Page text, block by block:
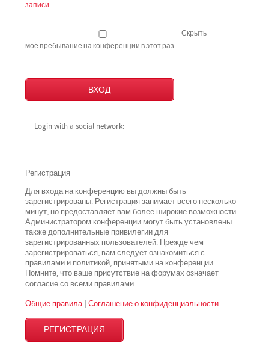
записи
Скрыть
моё пребывание на конференции в этот раз
Login with a social network:
Регистрация
Для входа на конференцию вы должны быть
зарегистрированы. Регистрация занимает всего несколько
минут, но предоставляет вам более широкие возможности.
Администратором конференции могут быть установлены
также дополнительные привилегии для
зарегистрированных пользователей. Прежде чем
зарегистрироваться, вам следует ознакомиться с
правилами и политикой, принятыми на конференции.
Помните, что ваше присутствие на форумах означает
согласие со всемиправилами.
Общие правила| Соглашение о конфиденциальности
РЕГИСТРАЦИЯ